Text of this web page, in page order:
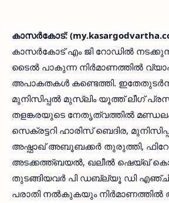
കാസര്‍കോട്:
കാസര്‍കോട് എം ജി റോഡില്‍
ടൈല്‍ പാകുന്ന നിര്‍മാണത്തില്‍
അപാകതകള്‍ കണ്ടെത്തി.
മുനിസിപ്പല്‍ മുസ്ലിം യൂത്ത് ലീഗ്
തളങ്കരയുടെ നേതൃത്വത്തില്‍
സെക്രട്ടറി ഹാരിസ് ബെദിര,
അഷ്ഫാഖ് അബൂബക്കര്‍ തുരുത്തി,
അടക്കത്ത്ബയല്‍, ഖലീല്‍ ഷെയ്ഖ്
തുടങ്ങിയവര്‍ പി ഡബ്ല്യൂ ഡി
പരാതി നല്‍കുകയും